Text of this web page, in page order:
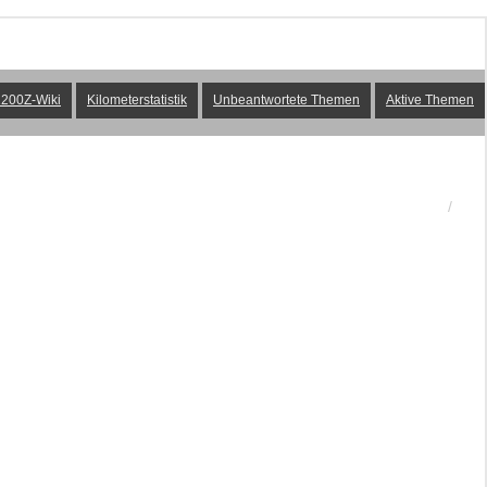
Wiki Kilometerstatistik Unbeantwortete Themen Aktive Themen